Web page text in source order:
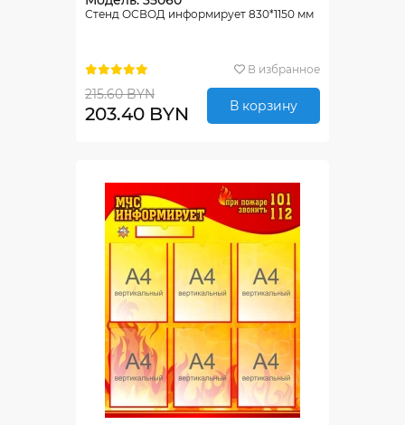
Стенд ОСВОД информирует 830*1150 мм
В избранное
215.60 BYN
203.40 BYN В корзину